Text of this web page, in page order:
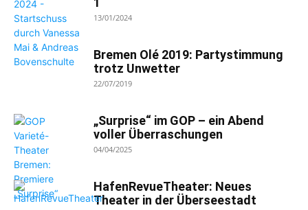
13/01/2024
Bremen Olé 2019: Partystimmung
trotz Unwetter
22/07/2019
„Surprise“ im GOP – ein Abend
voller Überraschungen
04/04/2025
HafenRevueTheater: Neues
Theater in der Überseestadt